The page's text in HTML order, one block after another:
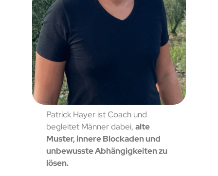
Patrick Hayer ist Coach und
begleitet Männer dabei, alte
Muster, innere Blockaden und
unbewusste Abhängigkeiten zu
lösen.